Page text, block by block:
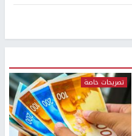
تصريحات خاصة